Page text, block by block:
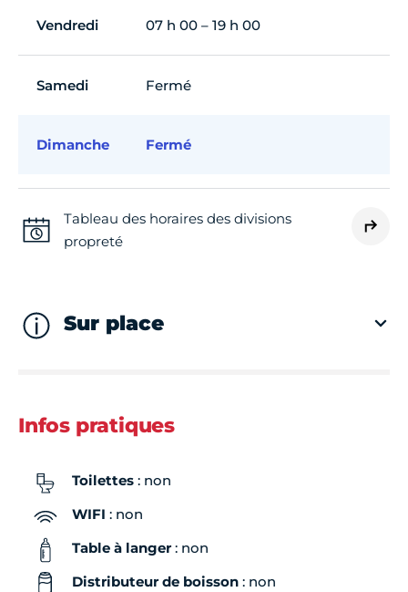
Vendredi 07 h 00 – 19 h 00
Samedi Fermé
Dimanche Fermé
Tableau des horaires des divisions
propreté
Sur place
Infos pratiques
Toilettes : non
WIFI : non
Table à langer: non
Distributeur de boisson : non